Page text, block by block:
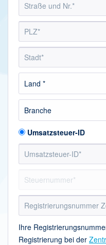
Umsatzsteuer-ID
Ihre
Registrierung bei der